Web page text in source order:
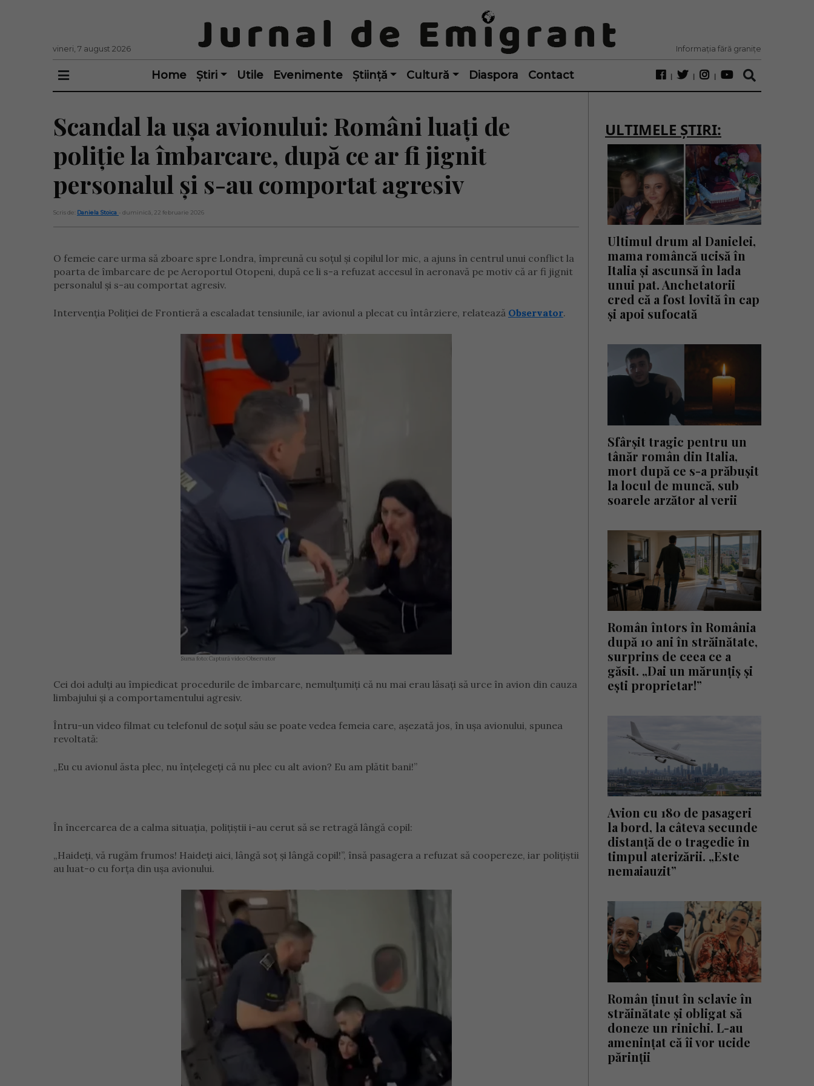
vineri, 7 august 2026 Informația fără granițe
Home Știri Utile Evenimente Știință Cultură Diaspora Contact
Scandal la ușa avionului: Români luați de
poliție la îmbarcare, după ce ar fi jignit
personalul și s-au comportat agresiv
Scris de: Daniela Stoica - duminică, 22 februarie 2026
O femeie care urma să zboare spre Londra, împreună cu soțul și copilul lor mic, a ajuns în centrul unui conflict la
poarta de îmbarcare de pe Aeroportul Otopeni, după ce li s-a refuzat accesul în aeronavă pe motiv că ar fi jignit
personalul și s-au comportat agresiv.
Intervenția Poliției de Frontieră a escaladat tensiunile, iar avionul a plecat cu întârziere, relatează Observator.
Sursa foto: Captură video Observator
Cei doi adulți au împiedicat procedurile de îmbarcare, nemulțumiți că nu mai erau lăsați să urce în avion din cauza
limbajului și a comportamentului agresiv.
Întru-un video filmat cu telefonul de soțul său se poate vedea femeia care, așezată jos, în ușa avionului, spunea
revoltată:
„Eu cu avionul ăsta plec, nu înțelegeți că nu plec cu alt avion? Eu am plătit bani!”
În încercarea de a calma situația, polițiștii i-au cerut să se retragă lângă copil:
„Haideți, vă rugăm frumos! Haideți aici, lângă soț și lângă copil!”, însă pasagera a refuzat să coopereze, iar polițiștii
au luat-o cu forța din ușa avionului.
ULTIMELE ȘTIRI:
Ultimul drum al Danielei,
mama româncă ucisă în
Italia și ascunsă în lada
unui pat. Anchetatorii
cred că a fost lovită în cap
și apoi sufocată
Sfârșit tragic pentru un
tânăr român din Italia,
mort după ce s-a prăbușit
la locul de muncă, sub
soarele arzător al verii
Român întors în România
după 10 ani în străinătate,
surprins de ceea ce a
găsit. „Dai un mărunțiș și
ești proprietar!”
Avion cu 180 de pasageri
la bord, la câteva secunde
distanță de o tragedie în
timpul aterizării. „Este
nemaiauzit”
Român ținut în sclavie în
străinătate și obligat să
doneze un rinichi. L-au
amenințat că îi vor ucide
părinții